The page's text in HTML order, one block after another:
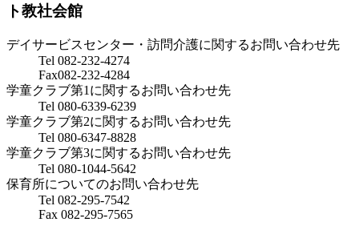
ト教社会館
デイサービスセンター・訪問介護に関するお問い合わせ先
Tel 082-232-4274
Fax082-232-4284
学童クラブ第1に関するお問い合わせ先
Tel 080-6339-6239
学童クラブ第2に関するお問い合わせ先
Tel 080-6347-8828
学童クラブ第3に関するお問い合わせ先
Tel 080-1044-5642
保育所についてのお問い合わせ先
Tel 082-295-7542
Fax 082-295-7565